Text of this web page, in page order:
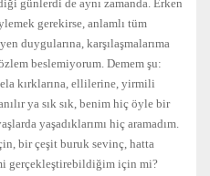
günlerdi de aynı zamanda. Erken
gerekirse, anlamlı tüm
duygularına, karşılaşmalarıma
beslemiyorum. Demem şu:
kırklarına, ellilerine, yirmili
ya sık sık, benim hiç öyle bir
yaşadıklarımı hiç aramadım.
bir çeşit buruk sevinç, hatta
gerçekleştirebildiğim için mi?